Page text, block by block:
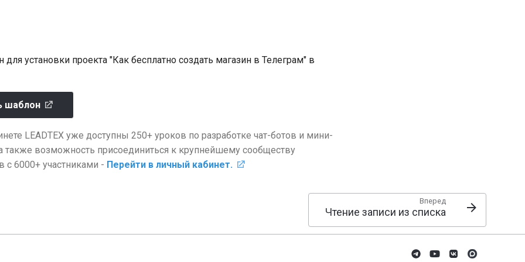
установки проекта "Как бесплатно создать магазин в Телеграм" в
шаблон
LEADTEX уже доступны 250+ уроков по разработке чат-ботов и мини-
также возможность присоединиться к крупнейшему сообществу
с 6000+ участниками - Перейти в личный кабинет.
Вперед
Чтение записи из списка